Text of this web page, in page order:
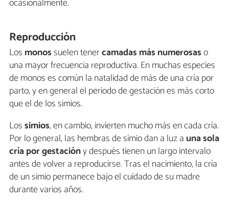
Reproducción
Los monossuelen tenercamadas más numerosaso
una mayor frecuencia reproductiva. En muchas especies
de monos es común la natalidad de más de una cría por
parto, y en general el periodo de gestación es más corto
que el de los simios.
Lossimios, en cambio, invierten mucho más en cada cría.
Por lo general, las hembras de simio dan a luz a una sola
cría por gestacióny después tienen un largo intervalo
antes de volver a reproducirse. Tras el nacimiento, la cría
de un simio permanece bajo el cuidado de su madre
durante varios años.